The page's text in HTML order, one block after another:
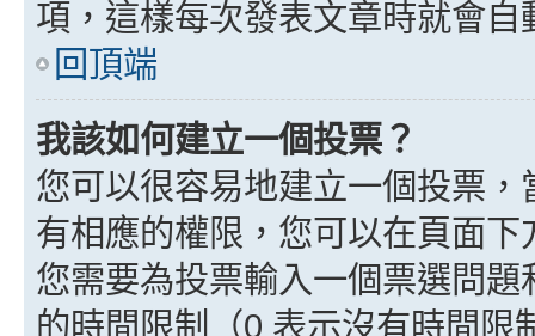
項，這樣每次發表文章時就會自
回頂端
我該如何建立一個投票？
您可以很容易地建立一個投票
有相應的權限，您可以在頁面
您需要為投票輸入一個票選問
的時間限制（0 表示沒有時間限